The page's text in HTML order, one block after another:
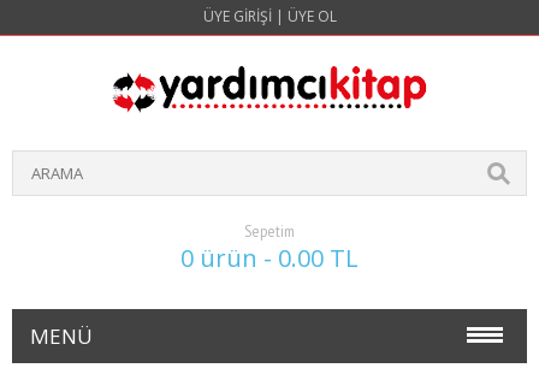
ÜYE GIRIŞI | ÜYE OL
Sepetim
0 ürün - 0.00 TL
MENÜ